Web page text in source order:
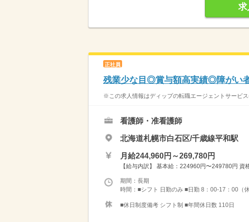
求
正社員
残業少な目◎賞与額高実績◎障がい
※この求人情報はディップの転職エージェントサービ
看護師・准看護師
北海道札幌市白石区/千歳線平和駅
月給244,960円～269,780円
【給与内訳】 基本給：224960円〜249780円
期間：長期
時間：■シフト 日勤のみ ■日勤 8：00-17：00（休
■休日制度備考 シフト制 ■年間休日数 110日